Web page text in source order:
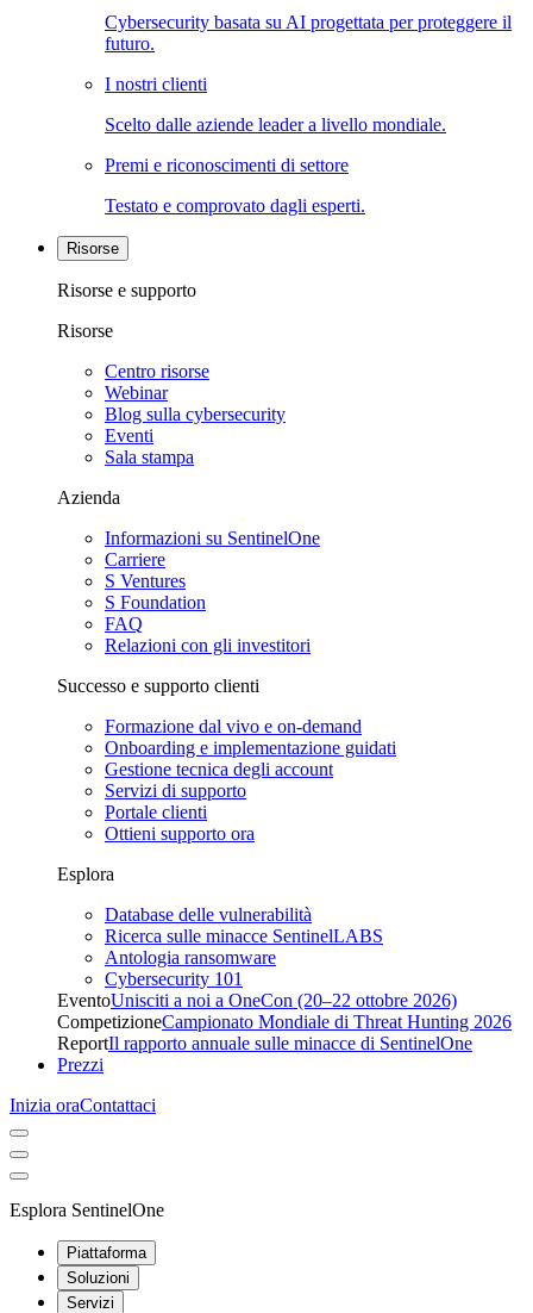
Cybersecurity basata su AI progettata per proteggere il
futuro.
I nostri clienti
Scelto dalle aziende leader a livello mondiale.
Premi e riconoscimenti di settore
Testato e comprovato dagli esperti.
Risorse
Risorse e supporto
Risorse
Centro risorse
Webinar
Blog sulla cybersecurity
Eventi
Sala stampa
Azienda
Informazioni su SentinelOne
Carriere
S Ventures
S Foundation
FAQ
Relazioni con gli investitori
Successo e supporto clienti
Formazione dal vivo e on-demand
Onboarding e implementazione guidati
Gestione tecnica degli account
Servizi di supporto
Portale clienti
Ottieni supporto ora
Esplora
Database delle vulnerabilità
Ricerca sulle minacce SentinelLABS
Antologia ransomware
Cybersecurity 101
EventoUnisciti a noi a OneCon (20–22 ottobre 2026)
CompetizioneCampionato Mondiale di Threat Hunting 2026
ReportIl rapporto annuale sulle minacce di SentinelOne
Prezzi
Inizia oraContattaci
Esplora SentinelOne
Piattaforma
Soluzioni
Servizi